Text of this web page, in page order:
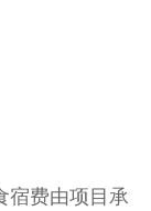
宿费由项目承